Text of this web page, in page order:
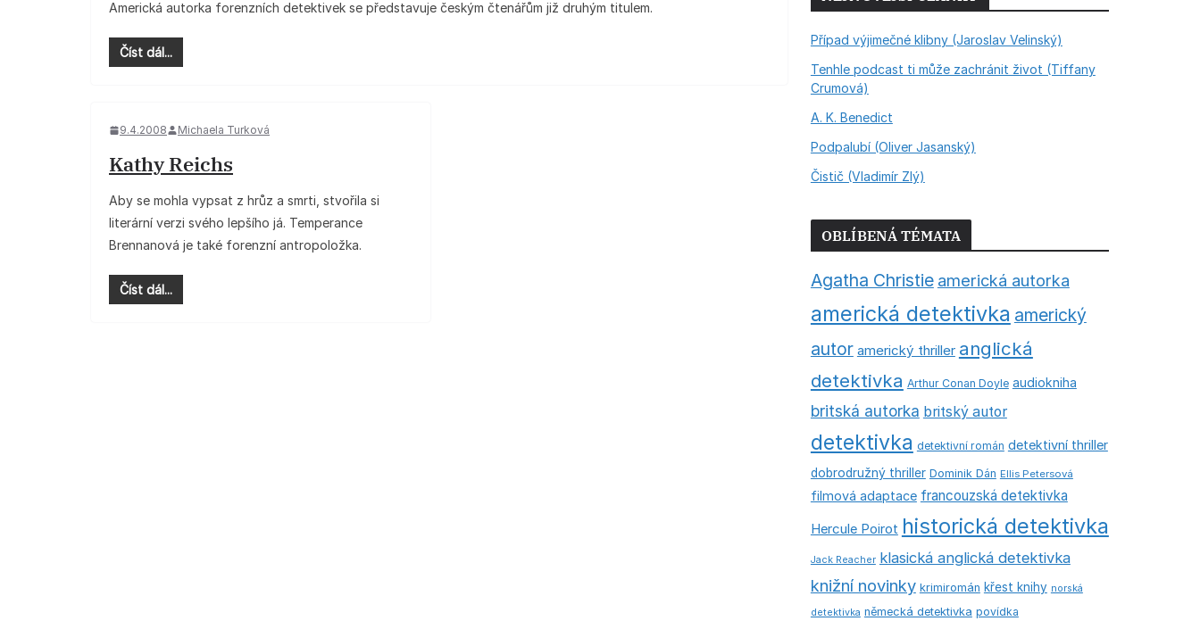
Americká autorka forenzních detektivek se představuje českým čtenářům již druhým titulem.
Číst dál...
9.4.2008 Michaela Turková
Kathy Reichs
Aby se mohla vypsat z hrůz a smrti, stvořila si
literární verzi svého lepšího já. Temperance
Brennanová je také forenzní antropoložka.
Číst dál...
Případ výjimečné klibny (Jaroslav Velinský)
Tenhle podcast ti může zachránit život (Tiffany
Crumová)
A. K. Benedict
Podpalubí (Oliver Jasanský)
Čistič (Vladimír Zlý)
OBLÍBENÁ TÉMATA
Agatha Christie americká autorka
americká detektivka americký
autor americký thriller anglická
detektivka Arthur Conan Doyle audiokniha
britská autorka britský autor
detektivka detektivní román detektivní thriller
dobrodružný thriller Dominik Dán Ellis Petersová
filmová adaptace francouzská detektivka
Hercule Poirot historická detektivka
Jack Reacher klasická anglická detektivka
knižní novinky krimiromán křest knihy norská
detektivka německá detektivka povídka